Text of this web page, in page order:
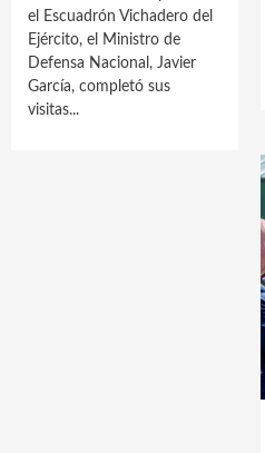
el Escuadrón Vichadero del
Ejército, el Ministro de
Defensa Nacional, Javier
García, completó sus
visitas...